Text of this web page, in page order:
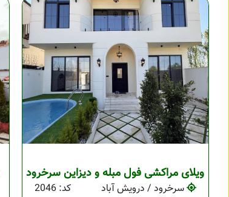
ویلای مراکشی فول مبله و دیزاین سرخرود
سرخرود / درویش آباد
کد: 2046